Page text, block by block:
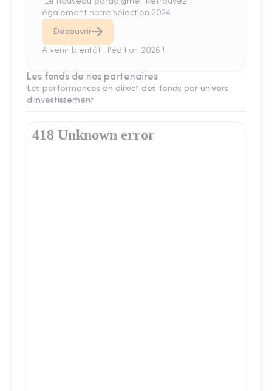
également notre sélection 2024.
Découvrir
A venir bientôt : l'édition 2026 !
Les fonds de nos partenaires
Les performances en direct des fonds par univers
d'investissement